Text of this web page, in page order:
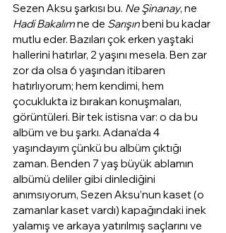
Sezen Aksu şarkısı bu. Ne Şinanay, ne
Hadi Bakalım ne de Sarışın beni bu kadar
mutlu eder. Bazıları çok erken yaştaki
hallerini hatırlar, 2 yaşını mesela. Ben zar
zor da olsa 6 yaşından itibaren
hatırlıyorum; hem kendimi, hem
çocuklukta iz bırakan konuşmaları,
görüntüleri. Bir tek istisna var: o da bu
albüm ve bu şarkı. Adana’da 4
yaşındayım çünkü bu albüm çıktığı
zaman. Benden 7 yaş büyük ablamın
albümü deliler gibi dinlediğini
anımsıyorum, Sezen Aksu’nun kaset (o
zamanlar kaset vardı) kapağındaki inek
yalamış ve arkaya yatırılmış saçlarını ve